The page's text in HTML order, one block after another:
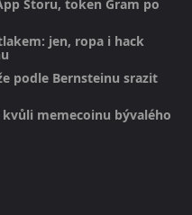
Storu, token Gram po
jen, ropa i hack
podle Bernsteinu srazit
memecoinu bývalého